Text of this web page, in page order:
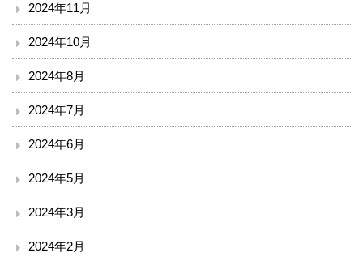
内科
循環器内科
呼吸器内科
小児科
2024年11月
2024年10月
2024年8月
2024年7月
2024年6月
2024年5月
2024年3月
2024年2月